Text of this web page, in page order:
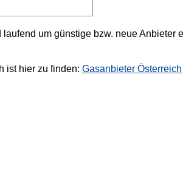
um günstige bzw. neue
ist hier zu finden: Gasanbieter Österreich